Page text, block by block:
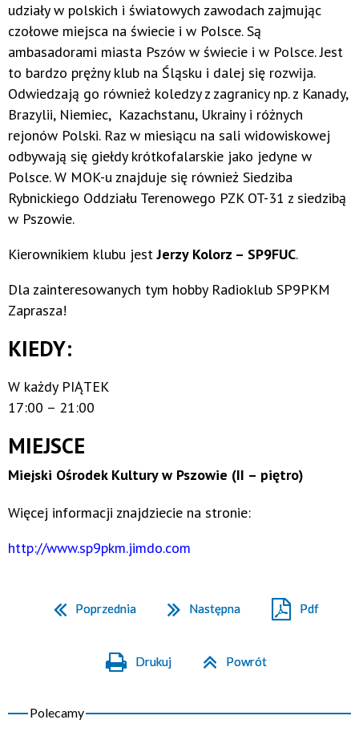
udziały w polskich i światowych zawodach zajmując
czołowe miejsca na świecie i w Polsce. Są
ambasadorami miasta Pszów w świecie i w Polsce. Jest
to bardzo prężny klub na Śląsku i dalej się rozwija.
Odwiedzają go również koledzy z zagranicy np. z Kanady,
Brazylii, Niemiec, Kazachstanu, Ukrainy i różnych
rejonów Polski. Raz w miesiącu na sali widowiskowej
odbywają się giełdy krótkofalarskie jako jedyne w
Polsce. W MOK-u znajduje się również Siedziba
Rybnickiego Oddziału Terenowego PZK OT-31 z siedzibą
w Pszowie.
Kierownikiem klubu jestJerzy Kolorz – SP9FUC.
Dla zainteresowanych tym hobby Radioklub SP9PKM
Zaprasza!
KIEDY:
W każdy PIĄTEK
17:00 – 21:00
MIEJSCE
Miejski Ośrodek Kultury w Pszowie (II – piętro)
Więcej informacji znajdziecie na stronie:
http://www.sp9pkm.jimdo.com
Poprzednia Następna Pdf
Drukuj Powrót